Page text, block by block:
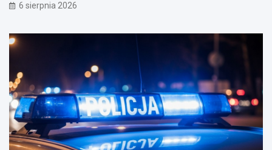
6 sierpnia 2026